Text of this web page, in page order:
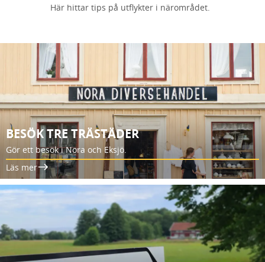
Här hittar tips på utflykter i närområdet.
BESÖK TRE TRÄSTÄDER
Gör ett besök i Nora och Eksjö.
Läs mer